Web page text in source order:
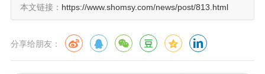
本文链接： https://www.shomsy.com/news/post/813.html
分享给朋友：